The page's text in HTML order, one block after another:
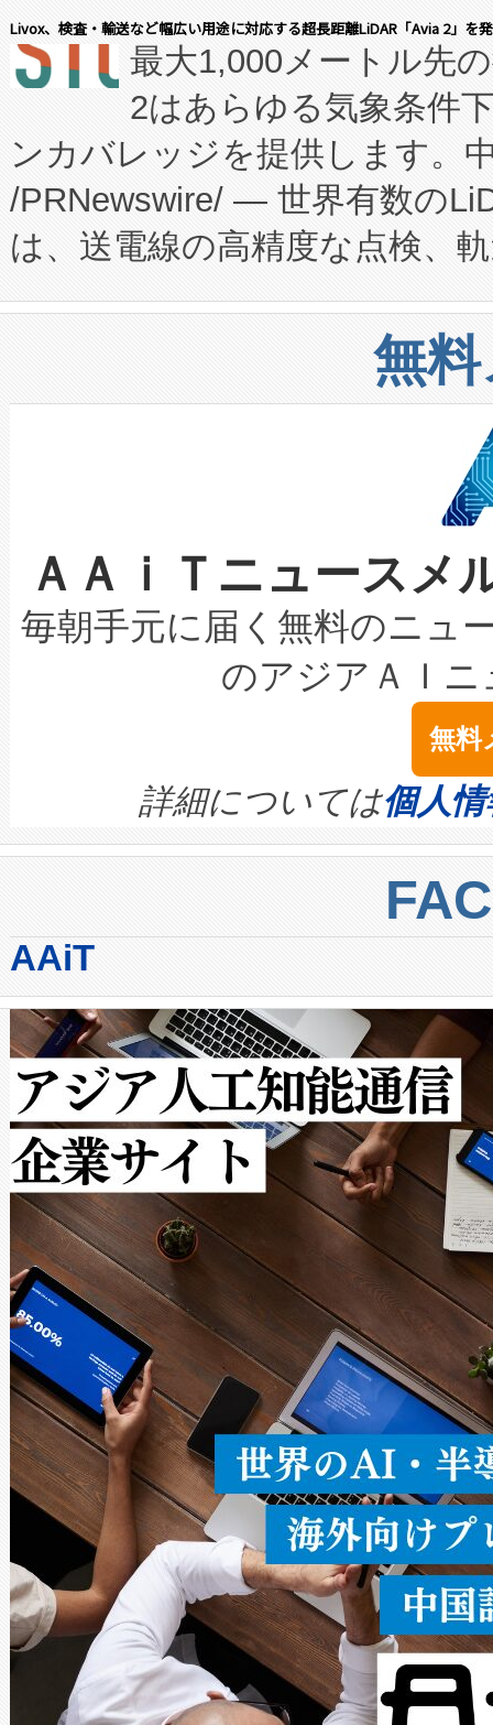
す。FCCM‑を活用した現地生
患者にとっての費用負担を大
のアクセスを大幅に拡大する
Fully-Connected Continuous
プログラムには、施設設計・
に関する技術移転および知的
構造化トレーニングカリキュ
上げおよび商用化段階におけ
設備整備および立ち上げ調整
加組織は、Enzeneのバイオ
選定された製品について、自
取得できる可能性もあります
設には、3億～4億ドルかか
最高経営責任者（CEO）であ
す。「当社のfully-connected
ームを利用すれば、6,000万
きます。この効率性は、フェ
会社エーアイ・アンド：本社
President原信平）と、エンタ
ードするVoltaiqは、日本にあ
ーエネルギー貯蔵システム（
た。 Voltaiq独自のAI搭載プラ
定、統合、導入、運用に至る
安全性を追跡し、確保する事
増加しているデータセンター
る電力網に大きな負担をかけ
事業者の負担軽減という課題
系統連系を迅速にし、ピーク
限を超えて利用可能な電力容
持できるよう貢献します。こ
ービスレベル契約（SLA）違
テリー性能の劣化によるダウ
念は、現在データセンターが
ます。 Voltaiq provides a
quality and reliability for AI
BESS stack to ensure battery
centers. Voltaiqは、ai&のAI
からシステム統合、試運転、
クルの各段階のデータを監視
[…]
Livox、検査・輸送など幅広い用途に対応する超長距離LiDAR「Avia 2」を
最大1,000メートル先
2はあらゆる気象条件
ンカバレッジを提供します。
/PRNewswire/ — 世界有数の
は、送電線の高精度な点検、
や穀物倉庫におけるバルク材
リューション「Avia 2」を発
したAvia 2は、1,000メート
狭視野のFOVを切り替えるこ
ケーブル、枝などの細かな対
なレーザースポットにより、
な環境下でも豊かなディテー
キロメートル範囲を検出
LiDAR for Inspections,
は1535 nmレーザーを搭載。
イズの小径化を実現すること
す。ノーマルモードでは、
ートル先まで検出でき、これ
トに対して約600メートルに
では、反射率10％のターゲッ
で向上し、最大検知距離は
ットだけで最大1キロメート
ルの変電所周囲を監視でき、
作業と点群処理を簡素化でき
Avia 2は、2種類のFOVオプシ
× 80°のノーマルモード、長
ードを切り替えて使用するこ
ることなく、単一のデバイス
うにします。遠距離まで届く
密度なスキャ
無
ＡＡｉＴニュース
毎朝手元に届く無料のニュ
のアジアＡＩ
無料
詳細については個人
AAiT